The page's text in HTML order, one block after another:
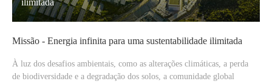
sustentabilidade ilimitada
as alterações climáticas, a perda
solos, a comunidade global
Valores - Sinceridade, União e
Valores - Sinceridade, União e
Abraçamos os valores fundamentais
Progresso”, que não só servem